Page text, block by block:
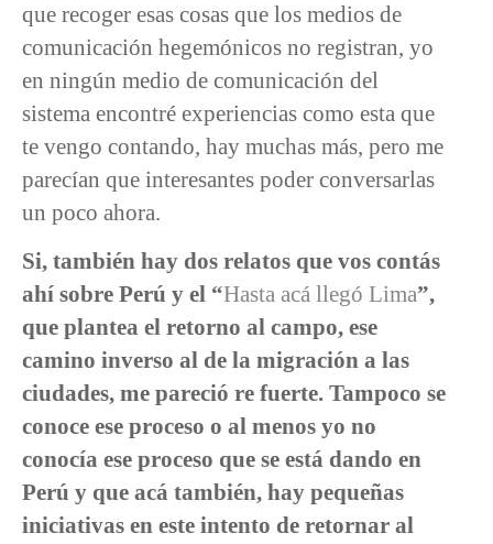
que recoger esas cosas que los medios de
comunicación hegemónicos no registran, yo
en ningún medio de comunicación del
sistema encontré experiencias como esta que
te vengo contando, hay muchas más, pero me
parecían que interesantes poder conversarlas
un poco ahora.
Si, también hay dos relatos que vos contás
ahí sobre Perú y el “Hasta acá llegó Lima”,
que plantea el retorno al campo, ese
camino inverso al de la migración a las
ciudades, me pareció re fuerte. Tampoco se
conoce ese proceso o al menos yo no
conocía ese proceso que se está dando en
Perú y que acá también, hay pequeñas
iniciativas en este intento de retornar al